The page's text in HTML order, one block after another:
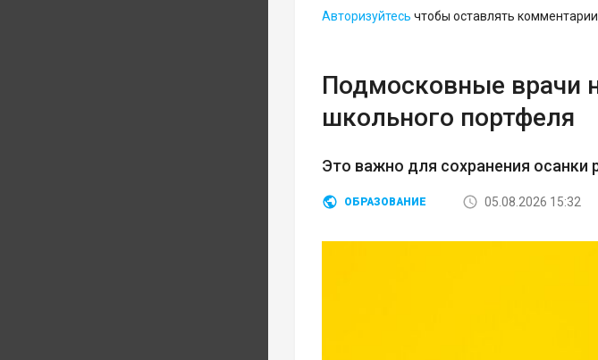
Авторизуйтесь чтобы оставлять комментарии
Подмосковные врачи
школьного портфеля
Это важно для сохранения осанки
ОБРАЗОВАНИЕ 05.08.2026 15:32